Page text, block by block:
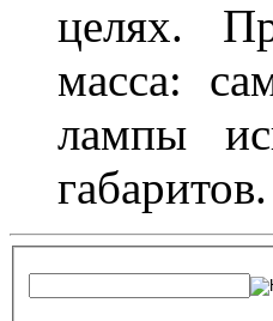
целях.
масса:
лампы
габаритов.